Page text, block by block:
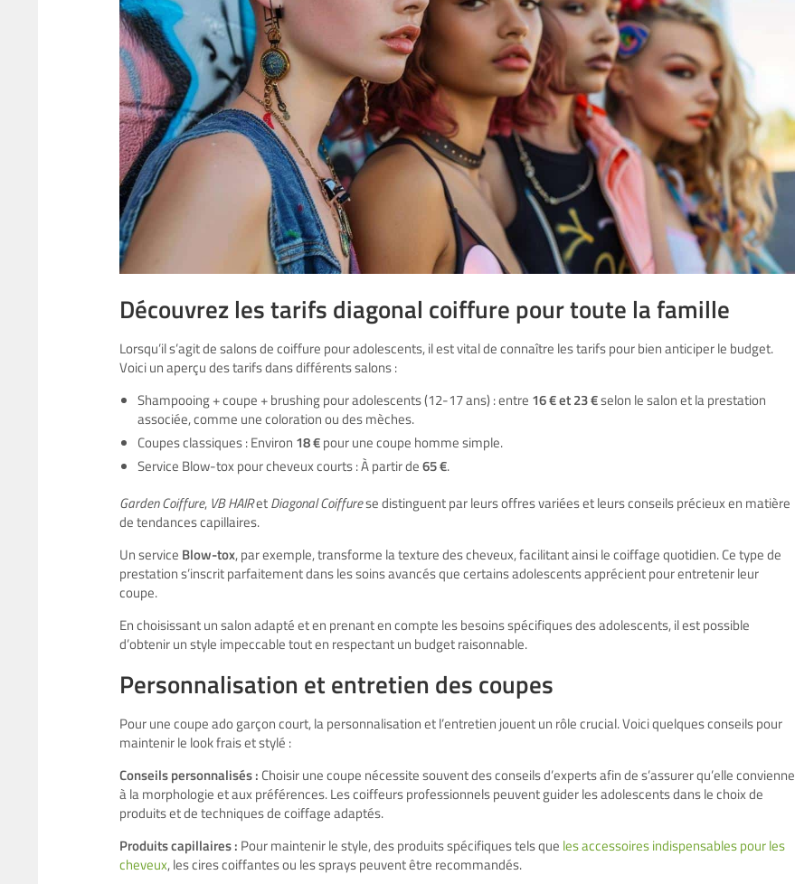
Découvrez les tarifs diagonal coiffure pour toute la famille
Lorsqu’il s’agit de salons de coiffure pour adolescents, il est vital de connaître les tarifs pour bien anticiper le budget.
Voici un aperçu des tarifs dans différents salons :
Shampooing + coupe + brushing pour adolescents (12-17 ans) : entre 16 € et 23 €selon le salon et la prestation
associée, comme une coloration ou des mèches.
Coupes classiques : Environ 18 €pour une coupe homme simple.
Service Blow-tox pour cheveux courts : À partir de65 €.
Garden Coiffure, VB HAIRetDiagonal Coiffurese distinguent par leurs offres variées et leurs conseils précieux en matière
de tendances capillaires.
Un service Blow-tox, par exemple, transforme la texture des cheveux, facilitant ainsi le coiffage quotidien. Ce type de
prestation s’inscrit parfaitement dans les soins avancés que certains adolescents apprécient pour entretenir leur
coupe.
En choisissant un salon adapté et en prenant en compte les besoins spécifiques des adolescents, il est possible
d’obtenir un style impeccable tout en respectant un budget raisonnable.
Personnalisation et entretien des coupes
Pour une coupe ado garçon court, la personnalisation et l’entretien jouent un rôle crucial. Voici quelques conseils pour
maintenir le look frais et stylé :
Conseils personnalisés : Choisir une coupe nécessite souvent des conseils d’experts afin de s’assurer qu’elle convienne
à la morphologie et aux préférences. Les coiffeurs professionnels peuvent guider les adolescents dans le choix de
produits et de techniques de coiffage adaptés.
Produits capillaires : Pour maintenir le style, des produits spécifiques tels que les accessoires indispensables pour les
cheveux, les cires coiffantes ou les sprays peuvent être recommandés.